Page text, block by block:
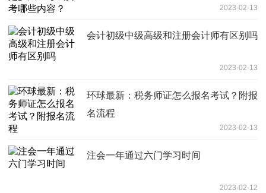
2023-02-13
会计初级中级高级和注册会计师有区别吗
2023-02-13
环球最新：税务师证怎么报名考试？附报
名流程
2023-02-13
注会一年通过六门学习时间
2023-02-12